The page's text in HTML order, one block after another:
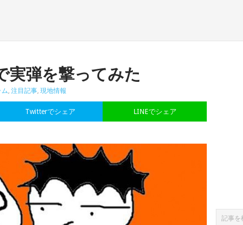
実弾を撃ってみた
ム, 注目記事, 現地情報
LINEでシェア
Twitterでシェア